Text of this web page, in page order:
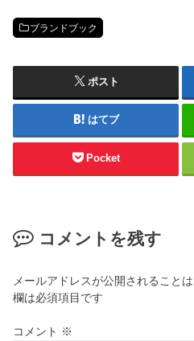
ブランドブック
ポスト
はてブ
Pocket
コメントを残す
メールアドレスが公開されることは
欄は必須項目です
コメント ※